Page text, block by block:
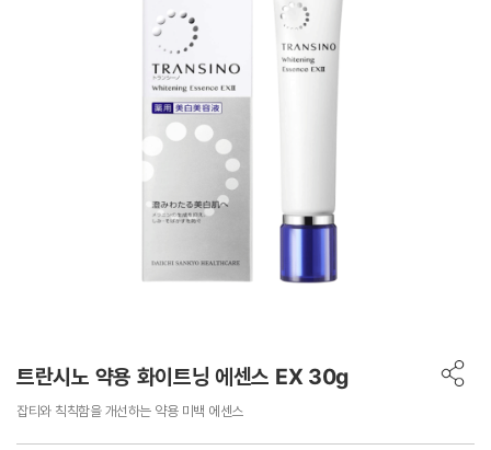
트란시노 약용 화이트닝 에센스 EX 30g
잡티와 칙칙함을 개선하는 약용 미백 에센스